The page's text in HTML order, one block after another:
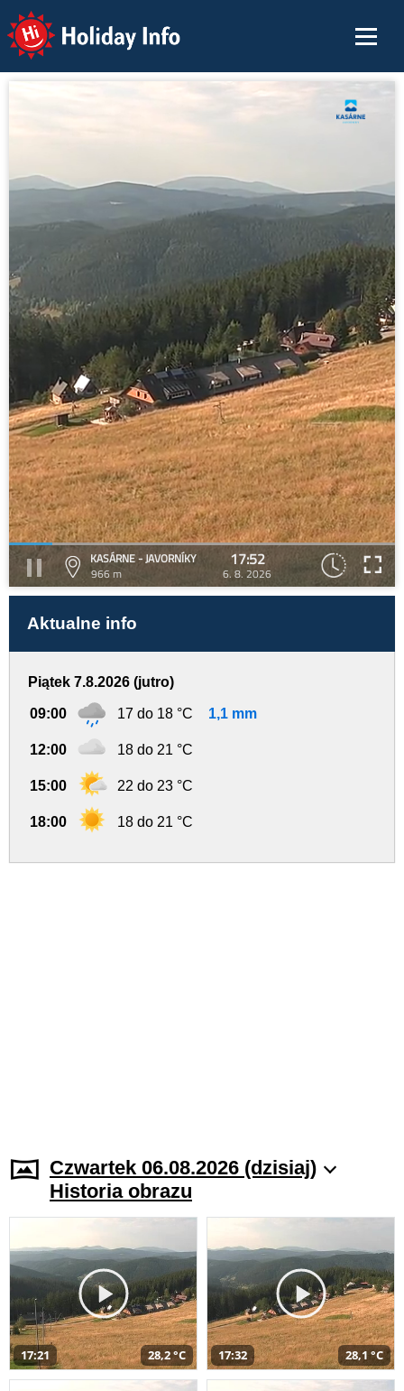
Holiday Info
KASÁRNE - JAVORNÍKY
966 m
17:52
6. 8. 2026
Aktualne info
Piątek 7.8.2026 (jutro)
09:00 17 do 18 °C 1,1 mm
12:00 18 do 21 °C
15:00 22 do 23 °C
18:00 18 do 21 °C
Czwartek 06.08.2026 (dzisiaj)
Historia obrazu
17:21 28,2 °C 17:32 28,1 °C